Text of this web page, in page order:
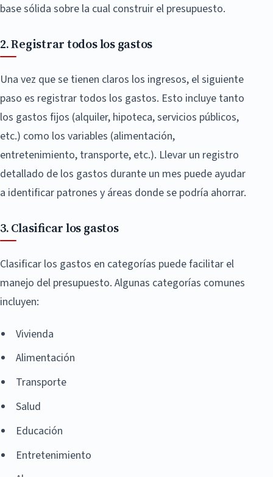
base sólida sobre la cual construir el presupuesto.
2. Registrar todos los gastos
Una vez que se tienen claros los ingresos, el siguiente
paso es registrar todos los gastos. Esto incluye tanto
los gastos fijos (alquiler, hipoteca, servicios públicos,
etc.) como los variables (alimentación,
entretenimiento, transporte, etc.). Llevar un registro
detallado de los gastos durante un mes puede ayudar
a identificar patrones y áreas donde se podría ahorrar.
3. Clasificar los gastos
Clasificar los gastos en categorías puede facilitar el
manejo del presupuesto. Algunas categorías comunes
incluyen:
Vivienda
Alimentación
Transporte
Salud
Educación
Entretenimiento